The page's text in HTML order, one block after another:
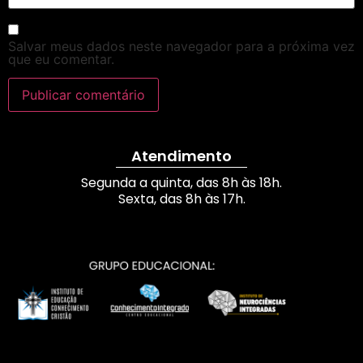
Salvar meus dados neste navegador para a próxima vez
que eu comentar.
Atendimento
Segunda a quinta, das 8h às 18h.
Sexta, das 8h às 17h.